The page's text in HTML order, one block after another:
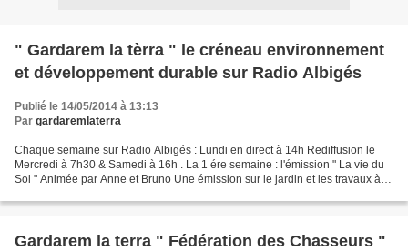
" Gardarem la tèrra " le créneau environnement
et développement durable sur Radio Albigés
Publié le 14/05/2014 à 13:13
Par gardaremlaterra
Chaque semaine sur Radio Albigés : Lundi en direct à 14h Rediffusion le
Mercredi à 7h30 & Samedi à 16h . La 1 ére semaine : l'émission " La vie du
Sol " Animée par Anne et Bruno Une émission sur le jardin et les travaux à
Gardarem la terra " Fédération des Chasseurs "